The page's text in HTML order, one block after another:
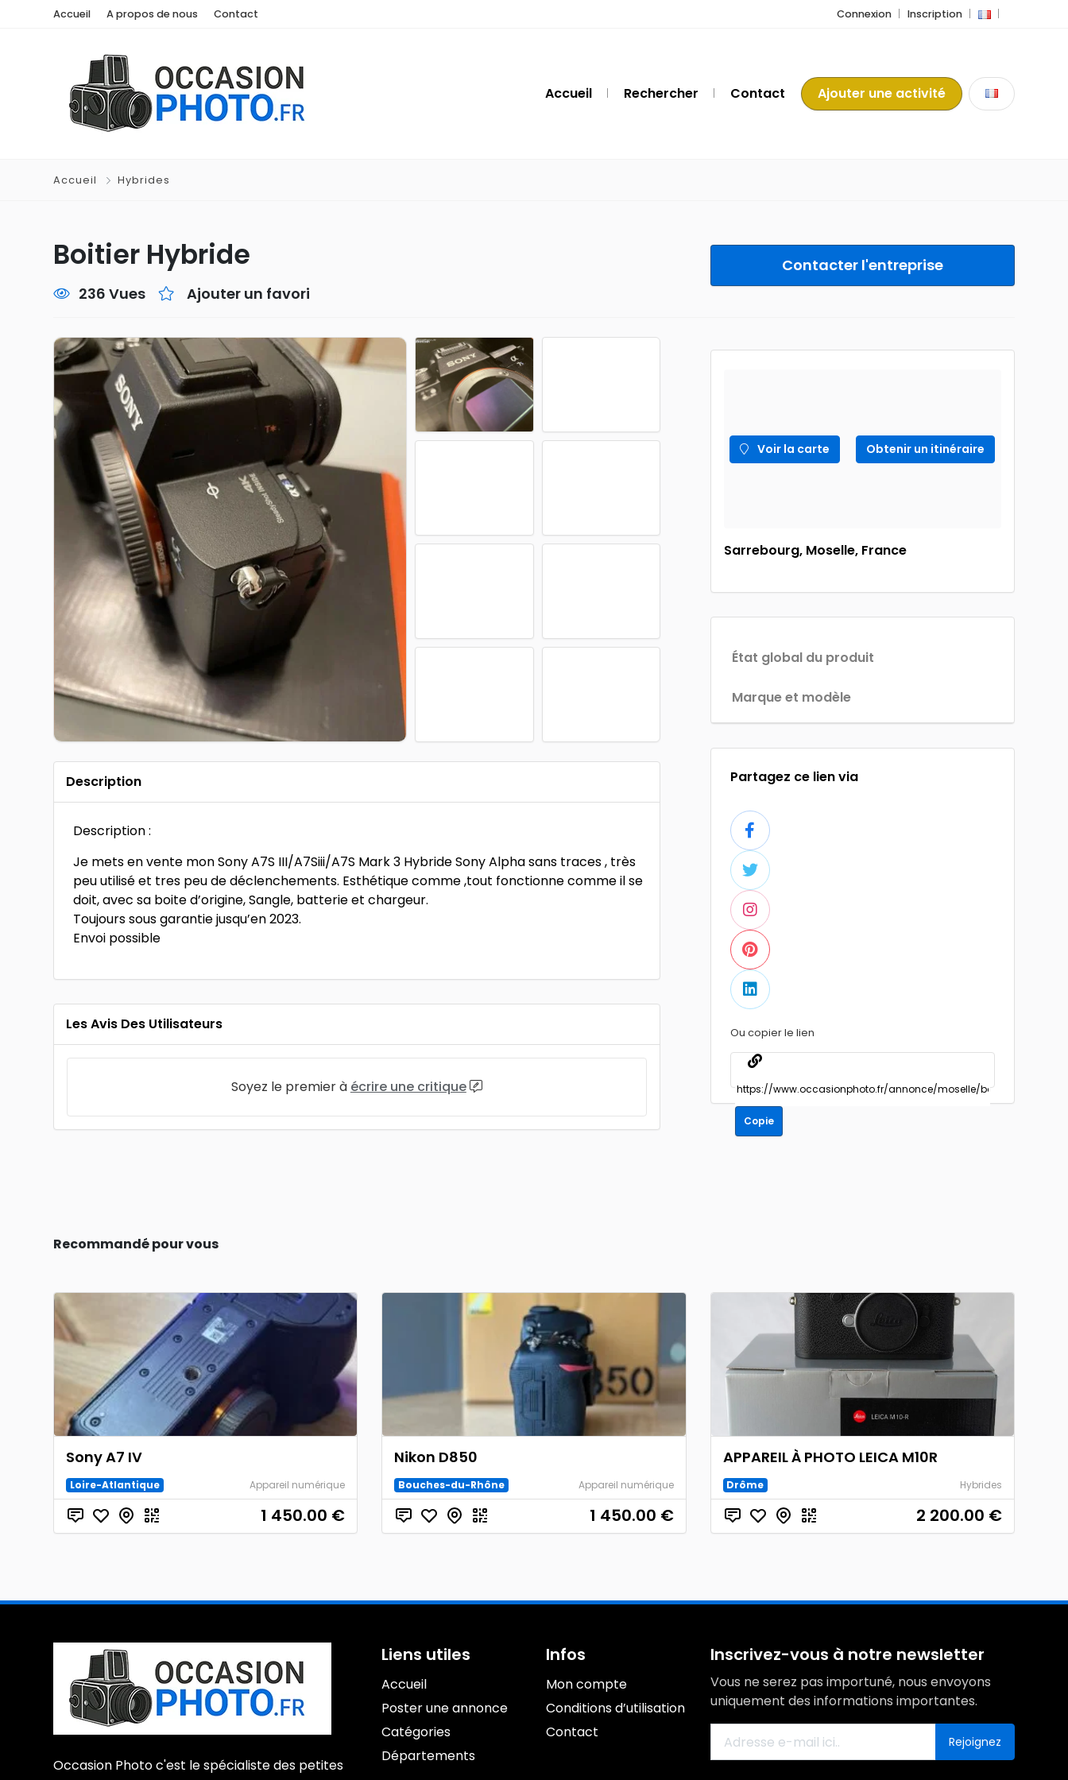
Accueil A propos de nous Contact Connexion Inscription
Accueil Rechercher Contact Ajouter une activité
Accueil Hybrides
Boitier Hybride
236 Vues Ajouter un favori
Contacter l'entreprise
Voir la carte Obtenir un itinéraire
Sarrebourg, Moselle, France
État global du produit
Marque et modèle
Partagez ce lien via
Ou copier le lien
Copie
Description
Description :
Je mets en vente mon Sony A7S III/A7Siii/A7S Mark 3 Hybride Sony Alpha sans traces , très
peu utilisé et tres peu de déclenchements. Esthétique comme ,tout fonctionne comme il se
doit, avec sa boite d’origine, Sangle, batterie et chargeur.
Toujours sous garantie jusqu’en 2023.
Envoi possible
Les Avis Des Utilisateurs
Soyez le premier à écrire une critique
Recommandé pour vous
Sony A7 IV
Loire-Atlantique Appareil numérique
1 450.00 €
Nikon D850
Bouches-du-Rhône Appareil numérique
1 450.00 €
APPAREIL À PHOTO LEICA M10R
Drôme Hybrides
2 200.00 €
Occasion Photo c'est le spécialiste des petites
Liens utiles
Accueil
Poster une annonce
Catégories
Départements
Infos
Mon compte
Conditions d’utilisation
Contact
Inscrivez-vous à notre newsletter
Vous ne serez pas importuné, nous envoyons
uniquement des informations importantes.
Rejoignez